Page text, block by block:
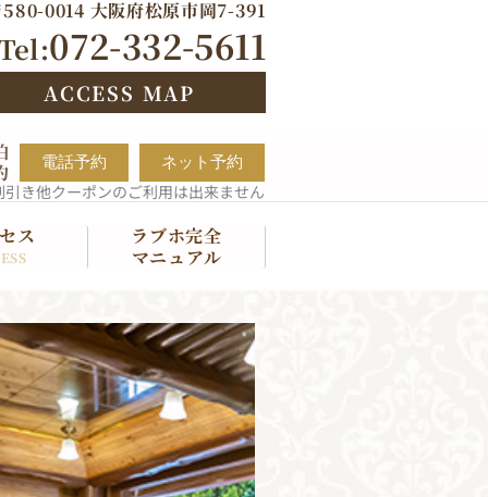
0014 大阪府松原市岡7-391
072-332-5611
ACCESS MAP
電話予約 ネット予約
引き他クーポンのご利用は出来ません
ス
ラブホ完全
マニュアル